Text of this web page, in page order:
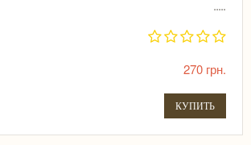
.....
270 грн.
КУПИТЬ